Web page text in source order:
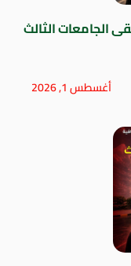
الجامعات الثالث
أغسطس 1, 2026